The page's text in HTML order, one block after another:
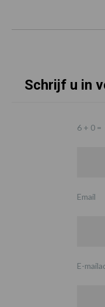
Schrijf u in
6 + 0 =
Email
E-